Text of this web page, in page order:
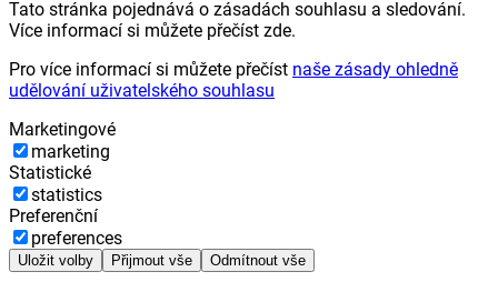
Tato stránka pojednává o zásadách souhlasu a sledování.
Více informací si můžete přečíst zde.
Pro více informací si můžete přečíst naše zásady ohledně
udělování uživatelského souhlasu
Marketingové
marketing
Statistické
statistics
Preferenční
preferences
Uložit volby Přijmout vše Odmítnout vše